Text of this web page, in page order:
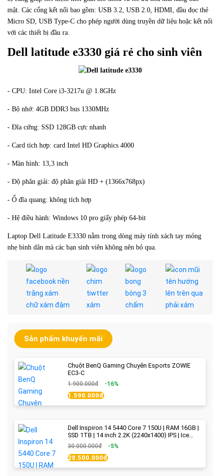
mật. Các cổng kết nối bao gồm: USB 3.2, USB 2.0, HDMI, đầu đọc thẻ
Micro SD, USB Type-C cho phép người dùng truyền dữ liệu hoặc kết nối
với các thiết bị đầu ra.
Dell latitude e3330 giá rẻ cho sinh viên
- CPU: Intel Core i3-3217u @ 1.8GHz
- Bộ nhớ: 4GB DDR3 bus 1330MHz
- Đĩa cứng: SSD 128GB cực nhanh
- Card tích hợp: card Intel HD Graphics 4000
- Màn hình: 13,3 inch
- Độ phân giải: độ phân giải HD + (1366x768px)
- Ổ đĩa quang: không tích hợp
- Hệ điều hành: Windows 10 pro giấy phép 64-bit
Laptop Dell Latitude E3330 nằm trong dòng máy tính xách tay mỏng
nhẹ bình dân mà các bạn sinh viên không nên bỏ qua.
Sản phẩm khuyến mãi
Chuột BenQ Gaming Chuyên Esports ZOWIE
EC3-C
1.900.000đ -16%
1.590.000đ
Dell Inspiron 14 5440 Core 7 150U | RAM 16GB |
SSD 1TB | 14 inch 2.2K (2240x1400) IPS | Ice
Blue - New Fullbox
30.000.000đ -5%
28.500.000đ